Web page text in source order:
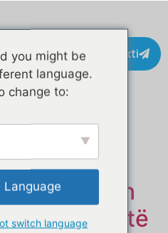
Kontakti
suaj të
you might be
language.
change to:
Language
switch language